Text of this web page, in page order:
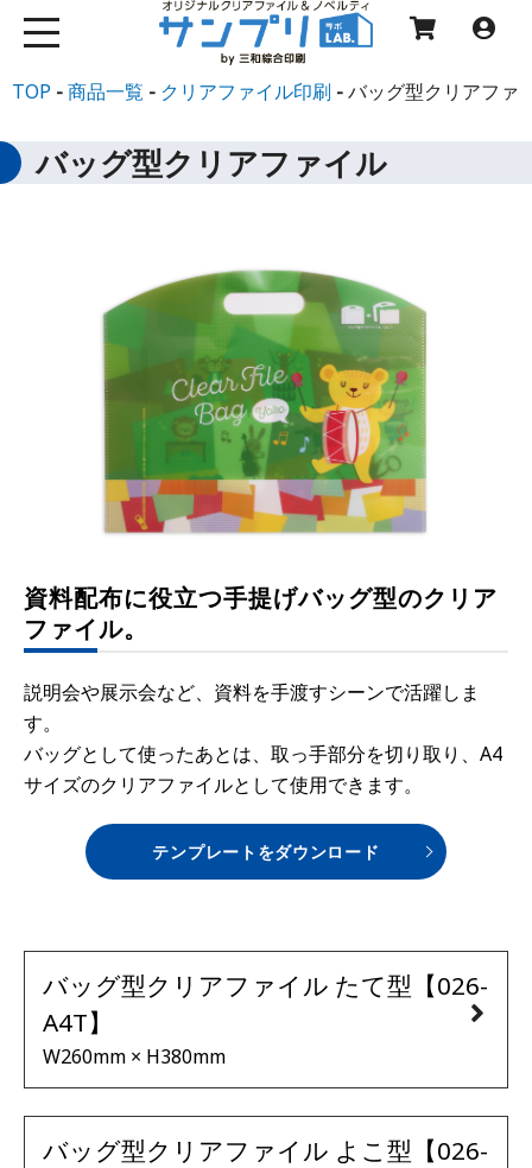
TOP 商品一覧 クリアファイル印刷 バッグ型クリアファ
バッグ型クリアファイル
資料配布に役立つ手提げバッグ型のクリア
ファイル。
説明会や展示会など、資料を手渡すシーンで活躍しま
す。
バッグとして使ったあとは、取っ手部分を切り取り、A4
サイズのクリアファイルとして使用できます。
テンプレートをダウンロード
バッグ型クリアファイル たて型【026-
A4T】
W260mm × H380mm
バッグ型クリアファイル よこ型【026-